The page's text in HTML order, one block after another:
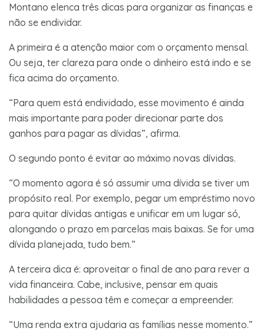
Montano elenca três dicas para organizar as finanças e
não se endividar.
A primeira é a atenção maior com o orçamento mensal.
Ou seja, ter clareza para onde o dinheiro está indo e se
fica acima do orçamento.
“Para quem está endividado, esse movimento é ainda
mais importante para poder direcionar parte dos
ganhos para pagar as dívidas”, afirma.
O segundo ponto é evitar ao máximo novas dívidas.
“O momento agora é só assumir uma dívida se tiver um
propósito real. Por exemplo, pegar um empréstimo novo
para quitar dívidas antigas e unificar em um lugar só,
alongando o prazo em parcelas mais baixas. Se for uma
dívida planejada, tudo bem.”
A terceira dica é: aproveitar o final de ano para rever a
vida financeira. Cabe, inclusive, pensar em quais
habilidades a pessoa têm e começar a empreender.
“Uma renda extra ajudaria as famílias nesse momento.”